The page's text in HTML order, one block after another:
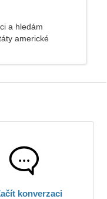
a hledám
americké
konverzaci